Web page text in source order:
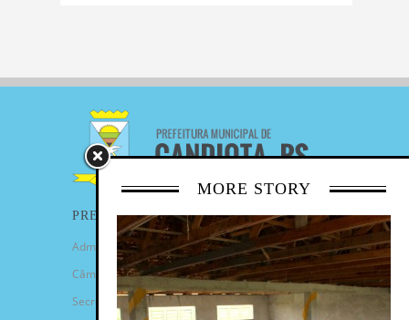
MORE STORY
PREFEITURA
Administração Municipal
Câmara de Vereadores
Secretarias